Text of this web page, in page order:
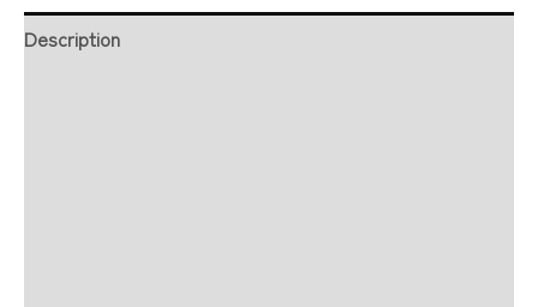
Description